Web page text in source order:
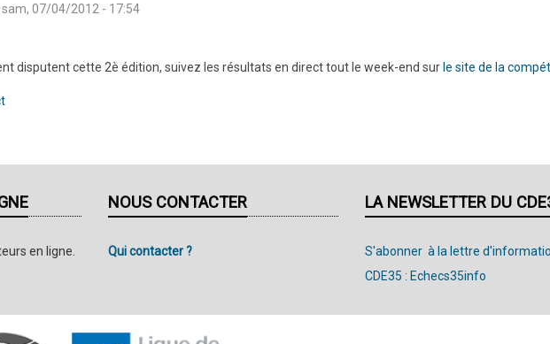
sam, 07/04/2012 - 17:54
disputent cette 2è édition, suivez les résultats en direct tout le week-end sur le site de la
en ligne.
NOUS CONTACTER
Qui contacter ?
LA NEWSLETTER DU
S'abonner à la lettre
CDE35 : Echecs35info